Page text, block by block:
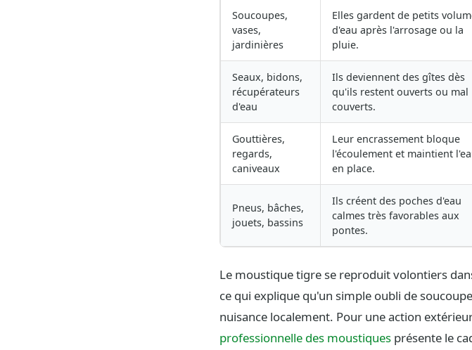
Soucoupes,
vases,
jardinières
Elles gardent de petits
d'eau après l'arrosage ou la
pluie.
Seaux, bidons,
récupérateurs
d'eau
Ils deviennent des gîtes dès
qu'ils restent ouverts ou mal
couverts.
Gouttières,
regards,
caniveaux
Leur encrassement bloque
l'écoulement et maintient
en place.
Pneus, bâches,
jouets, bassins
Ils créent des poches d'eau
calmes très favorables aux
pontes.
Le moustique tigre se reproduit volontiers
ce qui explique qu'un simple oubli de
nuisance localement. Pour une action
professionnelle des moustiques présente le